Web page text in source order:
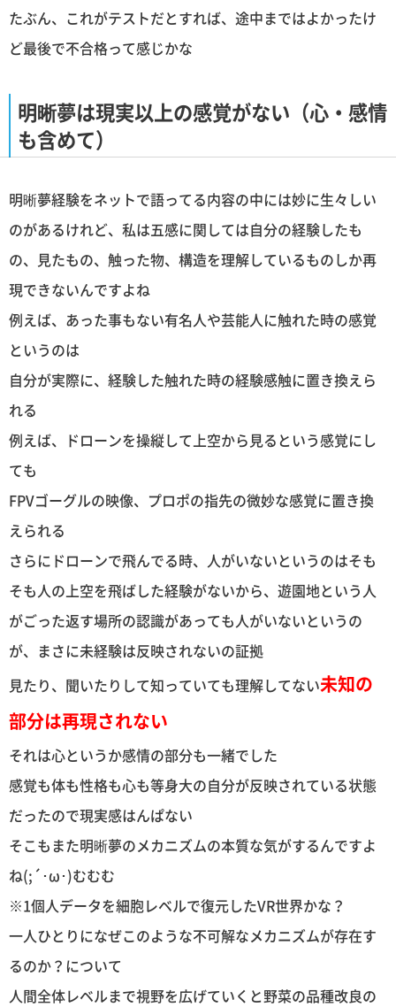
たぶん、これがテストだとすれば、途中まではよかったけ
ど最後で不合格って感じかな
明晰夢は現実以上の感覚がない（心・感情
も含めて）
明晰夢経験をネットで語ってる内容の中には妙に生々しい
のがあるけれど、私は五感に関しては自分の経験したも
の、見たもの、触った物、構造を理解しているものしか再
現できないんですよね
例えば、あった事もない有名人や芸能人に触れた時の感覚
というのは
自分が実際に、経験した触れた時の経験感触に置き換えら
れる
例えば、ドローンを操縦して上空から見るという感覚にし
ても
FPVゴーグルの映像、プロポの指先の微妙な感覚に置き換
えられる
さらにドローンで飛んでる時、人がいないというのはそも
そも人の上空を飛ばした経験がないから、遊園地という人
がごった返す場所の認識があっても人がいないというの
が、まさに未経験は反映されないの証拠
見たり、聞いたりして知っていても理解してない未知の
部分は再現されない
それは心というか感情の部分も一緒でした
感覚も体も性格も心も等身大の自分が反映されている状態
だったので現実感はんぱない
そこもまた明晰夢のメカニズムの本質な気がするんですよ
ね(;´･ω･)むむむ
※1個人データを細胞レベルで復元したVR世界かな？
一人ひとりになぜこのような不可解なメカニズムが存在す
るのか？について
人間全体レベルまで視野を広げていくと野菜の品種改良の